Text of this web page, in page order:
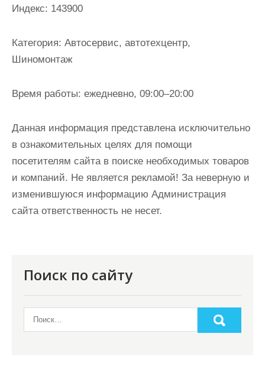
Индекс: 143900
Категория: Автосервис, автотехцентр,
Шиномонтаж
Время работы: ежедневно, 09:00–20:00
Данная информация представлена исключительно
в ознакомительных целях для помощи
посетителям сайта в поиске необходимых товаров
и компаний. Не является рекламой! За неверную и
изменившуюся информацию Администрация
сайта ответственность не несет.
Поиск по сайту